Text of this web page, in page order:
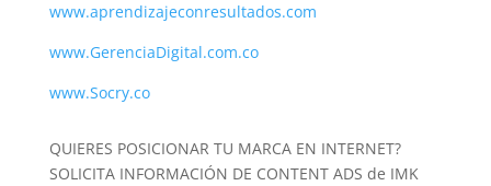
www.aprendizajeconresultados.com
www.GerenciaDigital.com.co
www.Socry.co
QUIERES POSICIONAR TU MARCA EN INTERNET?
SOLICITA INFORMACIÓN DE CONTENT ADS de IMK